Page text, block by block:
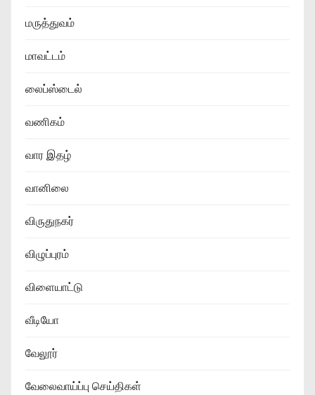
மருத்துவம்
மாவட்டம்
லைப்ஸ்டைல்
வணிகம்
வார இதழ்
வானிலை
விருதுநகர்
விழுப்புரம்
விளையாட்டு
வீடியோ
வேலூர்
வேலைவாய்ப்பு செய்திகள்